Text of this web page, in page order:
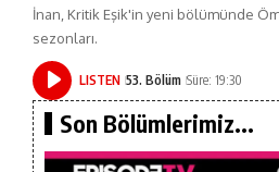
İnan, Kritik Eşik'in yeni bölümünde
sezonları.
LISTEN 53. Bölüm Süre: 19:30
Son Bölümlerimiz...